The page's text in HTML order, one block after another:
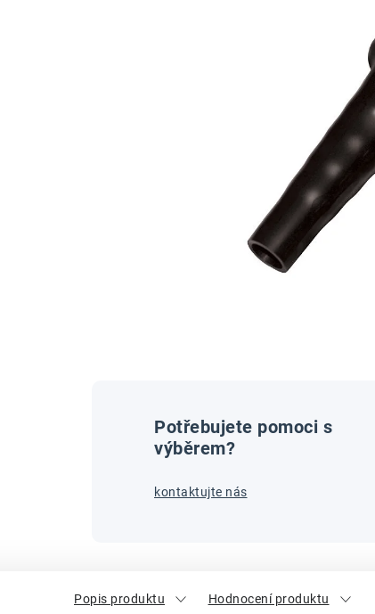
Potřebujete pomoci s
výběrem?
kontaktujte nás
Popis produktu Hodnocení produktu